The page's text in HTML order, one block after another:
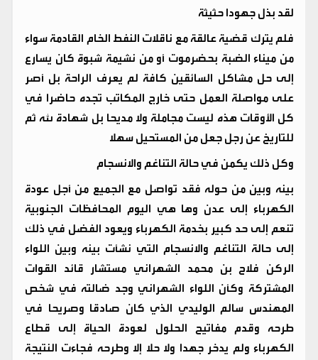
لقد بذل جهودا حثيثة
فلم يترك قضية عالقة مع ناقلات النفط الخام القادمة سواء
من ميناء الضبة بحضرموت أو من نشيمة شبوة كان يسارع
إلى حل مشاكل السائقين كافة لم يعرف الراحة بل أصر
على مواصلة العمل حتى خارج المكاتب تجده حاضرا في
كل الأوقات هذه ليست مجاملة ولا مديحا بل شهادة لله ثم
للتاريخ عن رجل جعل من المستحيل سهلا
وكل ذلك يكمن في حالة التناغم والانسجام
بينه وبين من حوله فقد تواصل مع الجميع من أجل عودة
الكهرباء إلى عدن وها هي اليوم المحافظات الجنوبية
تنعم إلى حد كبير بخدمة الكهرباء ويعود الفضل في ذلك
إلى حالة التناغم والانسجام التي نشأت بينه وبين اللواء
الركن فلاح بن محمد الشهراني مستشار قائد القوات
المشتركة وكأن اللواء الشهراني وجد ضالته في شخص
المهندس سالم الوليدي الذي كان صادقا وصريحا في
طرحه وقدم مفاتيح الحلول لعودة الحياة إلى قطاع
الكهرباء ولم يدخر جهدا ولا حلا إلا وطرحه فجاءت النتيجة